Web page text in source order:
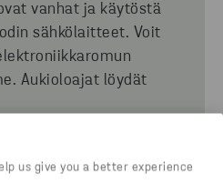
us give you a better experience
vanhat ja käytöstä
sähkölaitteet. Voit
Aukioloajat löydät